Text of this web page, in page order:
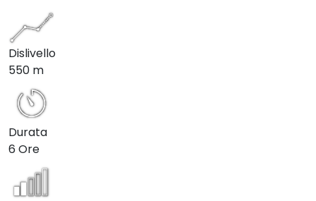
Dislivello
550 m
Durata
6 Ore